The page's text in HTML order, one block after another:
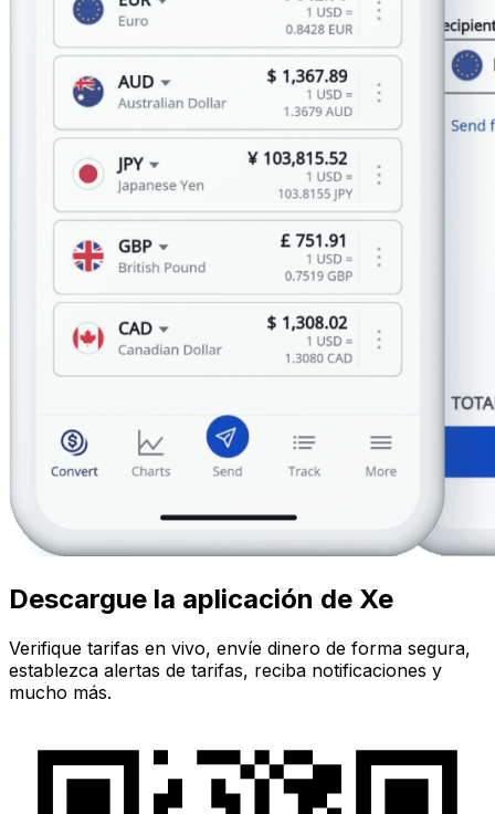
Descargue la aplicación de Xe
Verifique tarifas en vivo, envíe dinero de forma segura,
establezca alertas de tarifas, reciba notificaciones y
mucho más.